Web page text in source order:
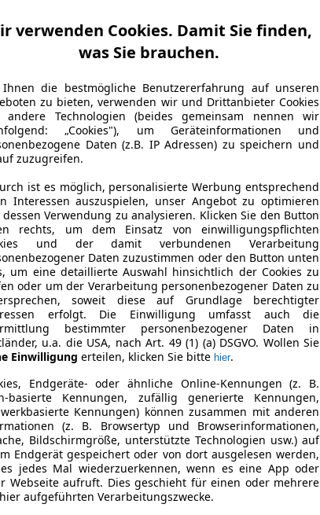
verwenden Cookies. Damit Sie finden,
was Sie brauchen.
die bestmögliche Benutzererfahrung auf unseren
zu bieten, verwenden wir und Drittanbieter Cookies
andere Technologien (beides gemeinsam nennen wir
„Cookies"), um Geräteinformationen und
Daten (z.B. IP Adressen) zu speichern und
zuzugreifen.
ist es möglich, personalisierte Werbung entsprechend
Interessen auszuspielen, unser Angebot zu optimieren
Verwendung zu analysieren. Klicken Sie den Button
rechts, um dem Einsatz von einwilligungspflichten
und der damit verbundenen Verarbeitung
Daten zuzustimmen oder den Button unten
um eine detaillierte Auswahl hinsichtlich der Cookies zu
oder um der Verarbeitung personenbezogener Daten zu
soweit diese auf Grundlage berechtigter
erfolgt. Die Einwilligung umfasst auch die
bestimmter personenbezogener Daten in
u.a. die USA, nach Art. 49 (1) (a) DSGVO. Wollen Sie
Einwilligung erteilen, klicken Sie bitte hier.
Endgeräte- oder ähnliche Online-Kennungen (z. B.
basierte Kennungen, zufällig generierte Kennungen,
Kennungen) können zusammen mit anderen
(z. B. Browsertyp und Browserinformationen,
Bildschirmgröße, unterstützte Technologien usw.) auf
Endgerät gespeichert oder von dort ausgelesen werden,
jedes Mal wiederzuerkennen, wenn es eine App oder
Webseite aufruft. Dies geschieht für einen oder mehrere
aufgeführten Verarbeitungszwecke.